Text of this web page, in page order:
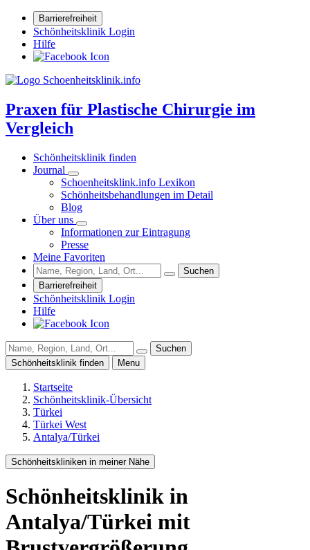
Barrierefreiheit
Schönheitsklinik Login
Hilfe
Praxen für Plastische Chirurgie im
Vergleich
Schönheitsklinik finden
Journal
Schoenheitsklink.info Lexikon
Schönheitsbehandlungen im Detail
Blog
Über uns
Informationen zur Eintragung
Presse
Meine Favoriten
Suchen
Barrierefreiheit
Schönheitsklinik Login
Hilfe
Suchen
Schönheitsklinik finden
Menu
Startseite
Schönheitsklinik-Übersicht
Türkei
Türkei West
Antalya/Türkei
Schönheitskliniken in meiner Nähe
Schönheitsklinik in
Antalya/Türkei mit